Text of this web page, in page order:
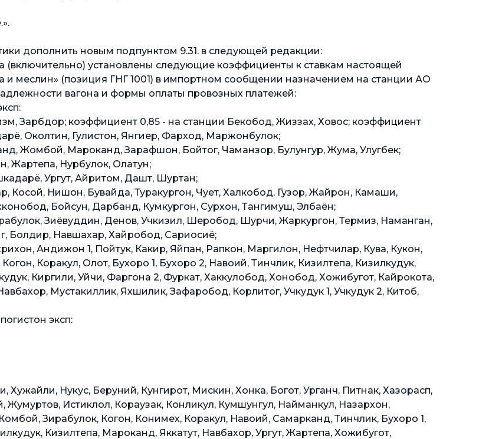
дополнить новым подпунктом 9.31. в следующей редакции:
(включительно) установлены следующие коэффициенты к ставкам настоящей
и меслин» (позиция ГНГ 1001) в импортном сообщении назначением на станции АО
вагона и формы оплаты провозных платежей:
Зарбдор; коэффициент 0,85 - на станции Бекобод, Жиззах, Ховос; коэффициент
Околтин, Гулистон, Янгиер, Фарход, Маржонбулок;
Жомбой, Мароканд, Зарафшон, Бойтог, Чаманзор, Булунгур, Жума, Улугбек;
Жартепа, Нурбулок, Олатун;
Ургут, Айритом, Дашт, Шуртан;
Косой, Нишон, Бувайда, Туракургон, Чует, Халкобод, Гузор, Жайрон, Камаши,
Бойсун, Дарбанд, Кумкургон, Сурхон, Тангимуш, Элбаён;
Зиёвуддин, Денов, Учкизил, Шеробод, Шурчи, Жаркургон, Термиз, Наманган,
Болдир, Навшахар, Хайробод, Сариосиё;
Андижон 1, Пойтук, Какир, Яйпан, Рапкон, Маргилон, Нефтчилар, Кува, Кукон,
Коракул, Олот, Бухоро 1, Бухоро 2, Навоий, Тинчлик, Кизилтепа, Кизилкудук,
Киргили, Уйчи, Фаргона 2, Фуркат, Хаккулобод, Хонобод, Хожибугот, Кайрокота,
Мустакиллик, Яхшилик, Зафаробод, Корлитог, Учкудук 1, Учкудук 2, Китоб,
эксп:
Нукус, Беруний, Кунгирот, Мискин, Хонка, Богот, Урганч, Питнак, Хазорасп,
Жумуртов, Истиклол, Кораузак, Конликул, Кумшунгул, Найманкул, Назархон,
Зирабулок, Когон, Конимех, Коракул, Навоий, Самарканд, Тинчлик, Бухоро 1,
Кизилтепа, Мароканд, Яккатут, Навбахор, Ургут, Жартепа, Хожибугот,